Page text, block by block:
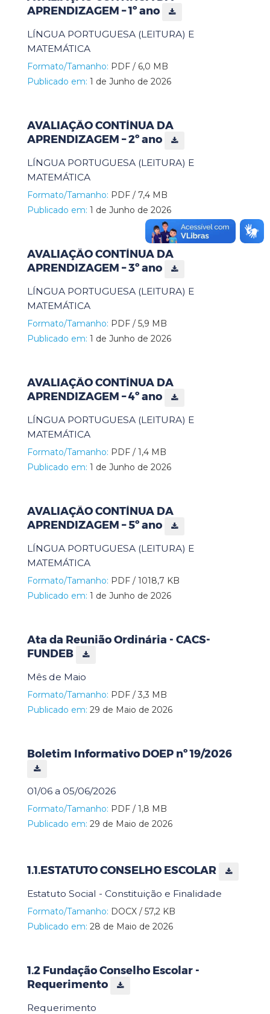
APRENDIZAGEM – 1º ano
LÍNGUA PORTUGUESA (LEITURA) E
MATEMÁTICA
Formato/Tamanho: PDF / 6,0 MB
Publicado em: 1 de Junho de 2026
AVALIAÇÃO CONTÍNUA DA
APRENDIZAGEM – 2º ano
LÍNGUA PORTUGUESA (LEITURA) E
MATEMÁTICA
Formato/Tamanho: PDF / 7,4 MB
Publicado em: 1 de Junho de 2026
AVALIAÇÃO CONTÍNUA DA
APRENDIZAGEM – 3º ano
LÍNGUA PORTUGUESA (LEITURA) E
MATEMÁTICA
Formato/Tamanho: PDF / 5,9 MB
Publicado em: 1 de Junho de 2026
AVALIAÇÃO CONTÍNUA DA
APRENDIZAGEM – 4º ano
LÍNGUA PORTUGUESA (LEITURA) E
MATEMÁTICA
Formato/Tamanho: PDF / 1,4 MB
Publicado em: 1 de Junho de 2026
AVALIAÇÃO CONTÍNUA DA
APRENDIZAGEM – 5º ano
LÍNGUA PORTUGUESA (LEITURA) E
MATEMÁTICA
Formato/Tamanho: PDF / 1018,7 KB
Publicado em: 1 de Junho de 2026
Ata da Reunião Ordinária - CACS-
FUNDEB
Mês de Maio
Formato/Tamanho: PDF / 3,3 MB
Publicado em: 29 de Maio de 2026
Boletim Informativo DOEP nº 19/2026
01/06 a 05/06/2026
Formato/Tamanho: PDF / 1,8 MB
Publicado em: 29 de Maio de 2026
1.1.ESTATUTO CONSELHO ESCOLAR
Estatuto Social - Constituição e Finalidade
Formato/Tamanho: DOCX / 57,2 KB
Publicado em: 28 de Maio de 2026
1.2 Fundação Conselho Escolar -
Requerimento
Requerimento